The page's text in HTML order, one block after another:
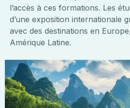
l’accès à ces formations. Les
d’une exposition internationale
avec des destinations en
Amérique Latine.